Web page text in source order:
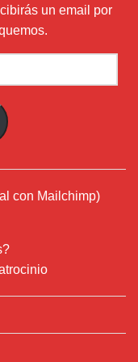
un email por
con Mailchimp)